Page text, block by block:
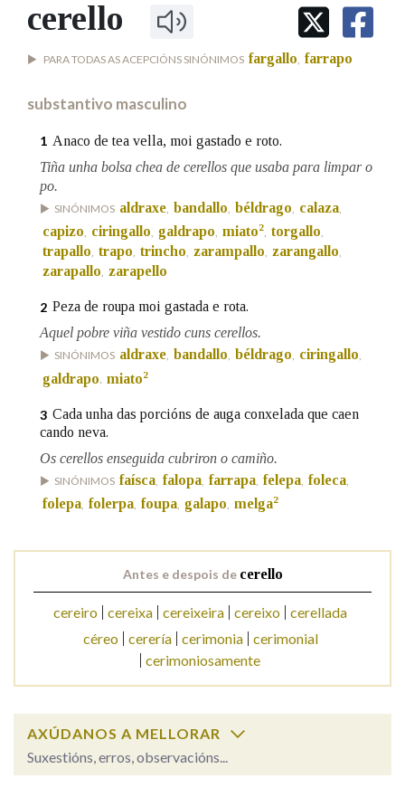
IDENTIDADE CORPORATIVA
MARCIAL DEL ADALID
CASA-MUSEO EMILIA PARDO
FIGURAS HOMENAXEADAS
HISTORIA
PORTAL DAS PALABRAS
Facebook
TwitterYoutubeInstagramBluesky
BUSCAR NOS LEMAS
Comeza por
Contén
BUSCAR NO CONTIDO
Nas definicións
Nos exemplos
Na fraseoloxía
Marcas gramaticais
Pertence a
cerello
PARA TODAS AS ACEPCIÓNS SINÓNIMOS fargallo, farrapo
substantivo masculino
1 Anaco de tea vella, moi gastado e roto.
Tiña unha bolsa chea de cerellos que usaba para limpar o
po.
SINÓNIMOS aldraxe bandallo béldrago calaza
capizo ciringallo galdrapo miato2 torgallo
trapallo trapo trincho zarampallo zarangallo
zarapallo zarapello
2 Peza de roupa moi gastada e rota.
Aquel pobre viña vestido cuns cerellos.
SINÓNIMOS aldraxe, bandallo, béldrago, ciringallo,
galdrapo, miato2
3 Cada unha das porcións de auga conxelada que caen
cando neva.
Os cerellos enseguida cubriron o camiño.
SINÓNIMOS faísca falopa farrapa felepa foleca
folepa, folerpa, foupa, galapo, melga2
Antes e despois de cerello
cereiro cereixa cereixeira cereixo cerellada
céreo
cerería cerimonia
cerimonial
cerimoniosamente
AXÚDANOS A MELLORAR
Suxestións, erros, observacións...